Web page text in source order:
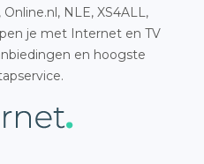
NLE, XS4ALL,
je met Internet en TV
en hoogste